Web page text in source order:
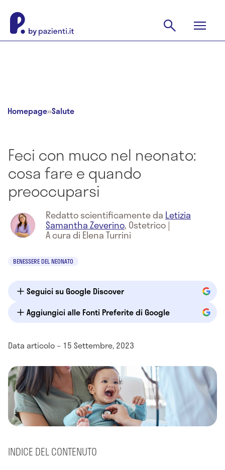
Homepage»Salute
Feci con muco nel neonato:
cosa fare e quando
preoccuparsi
Redatto scientificamente da Letizia
Samantha Zeverino, Ostetrico|
A cura di Elena Turrini
BENESSERE DEL NEONATO
Seguici su Google Discover
Aggiungici alle Fonti Preferite di Google
Data articolo – 15 Settembre, 2023
INDICE DEL CONTENUTO